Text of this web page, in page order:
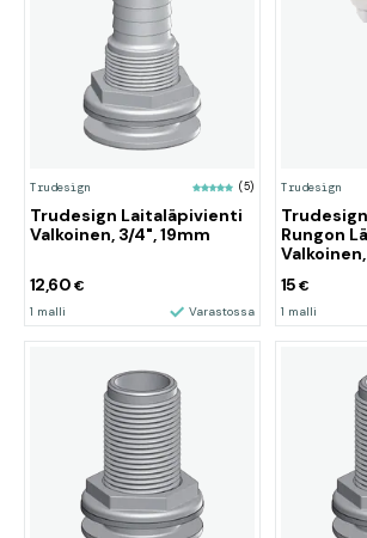
Trudesign (5)
Trudesign Laitaläpivienti
Valkoinen, 3/4", 19mm
12,60 €
1 malli Varastossa
Trudesign
Rungon
Valkoinen,
15€
1 malli